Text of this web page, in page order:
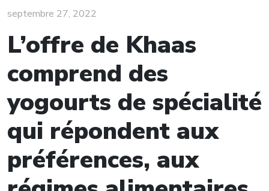
septembre 27, 2022
L’offre de Khaas
comprend des
yogourts de spécialité
qui répondent aux
préférences, aux